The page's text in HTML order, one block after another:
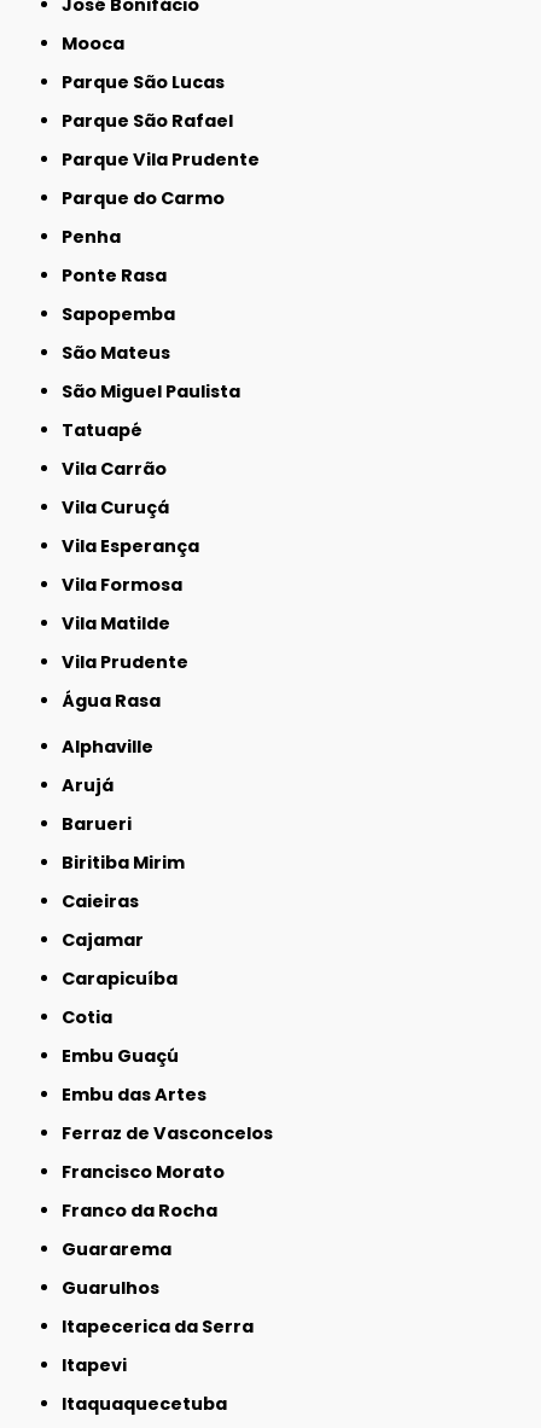
Mooca
Parque São Lucas
Parque São Rafael
Parque Vila Prudente
Parque do Carmo
Penha
Ponte Rasa
Sapopemba
São Mateus
São Miguel Paulista
Tatuapé
Vila Carrão
Vila Curuçá
Vila Esperança
Vila Formosa
Vila Matilde
Vila Prudente
Água Rasa
Alphaville
Arujá
Barueri
Biritiba Mirim
Caieiras
Cajamar
Carapicuíba
Cotia
Embu Guaçú
Embu das Artes
Ferraz de Vasconcelos
Francisco Morato
Franco da Rocha
Guararema
Guarulhos
Itapecerica da Serra
Itapevi
Itaquaquecetuba